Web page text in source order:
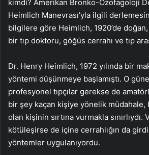
kimdi? Amerikan Bronko-Özofagoloji
Heimlich Manevrası’yla ilgili
bilgilere göre Heimlich, 1920’de doğan,
bir tıp doktoru, göğüs cerrahı ve tıp
Dr. Henry Heimlich, 1972 yılında bir
yöntemi düşünmeye başlamıştı. O
profesyonel tıpçılar gerekse de
bir şey kaçan kişiye yönelik müdahale,
olan kişinin sırtına vurmakla sınırlıydı.
kötüleşirse de içine cerrahlığın da
yöntemler uygulanıyordu.